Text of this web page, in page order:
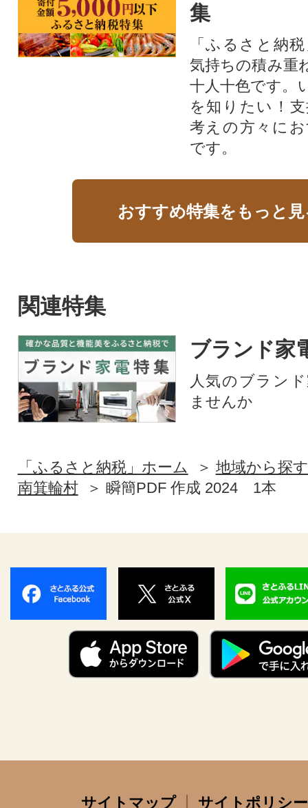
集
「ふるさと納
気持ちの積み重
十人十色です。
を知りたい！
考えの方々に
です。
おすすめ特集をもっと
関連特集
ブランド家
人気のブラン
ませんか
「ふるさと納税」ホーム
地域から探す
南箕輪村
瞬簡PDF 作成 2024 1本
サイトマップ
サイトポリシー